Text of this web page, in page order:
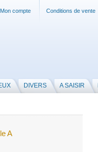
Mon compte Conditions de vente
DIVERS A SAISIR
A